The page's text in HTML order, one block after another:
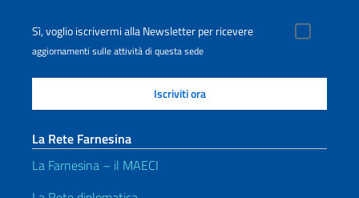
Sì, voglio iscrivermi alla Newsletter per ricevere
aggiornamenti sulle attività di questa sede
La Rete Farnesina
La Farnesina – il MAECI